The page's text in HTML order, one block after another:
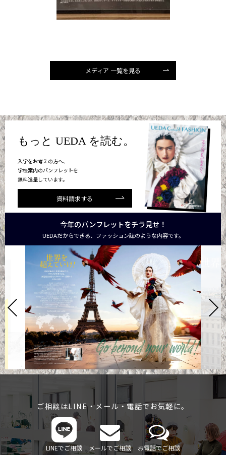
メディア 一覧を見る
もっと UEDA を読む。
入学をお考えの方へ、
学校案内のパンフレットを
無料進呈しています。
資料請求する
今年のパンフレットをチラ見せ！
UEDAだからできる、ファッション誌のような内容です。
ご相談はLINE・メール・電話でお気軽に。
LINEでご相談 メールでご相談 お電話でご相談